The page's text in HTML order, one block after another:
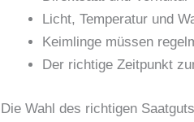
Licht, Temperatur und
Keimlinge müssen
Der richtige Zeitpunkt
Die Wahl des richtigen Saatguts